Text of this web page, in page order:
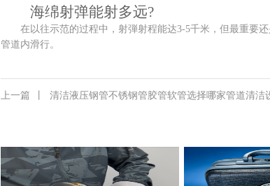
海绵射弹能射多远?
在以往示范的过程中，射弾射程能达3-5千米，但最重要还
管道内滑行。
上一篇 清洁液压钢管不锈钢管胶管软管选择哪家管道清洁